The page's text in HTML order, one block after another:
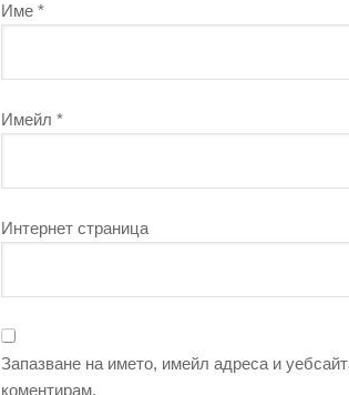
Име *
Имейл *
Интернет страница
Запазване на името, имейл адреса и
коментирам.